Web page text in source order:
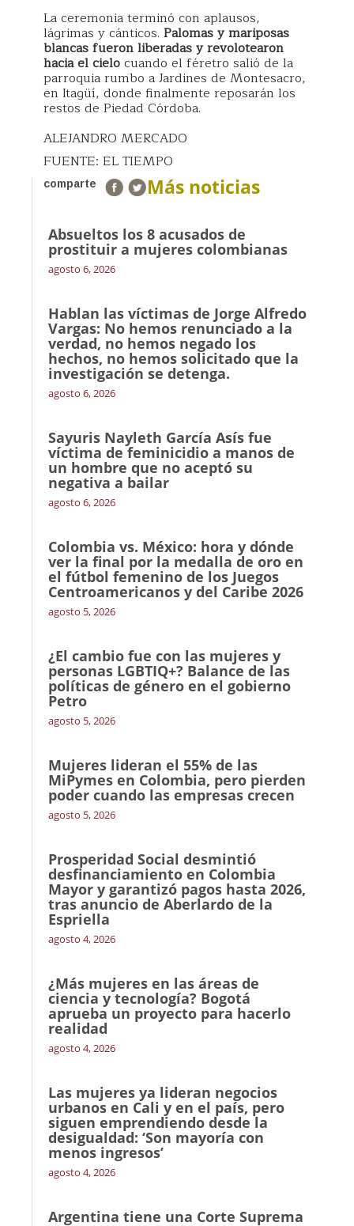
La ceremonia terminó con aplausos,
lágrimas y cánticos. Palomas y mariposas
blancas fueron liberadas y revolotearon
hacia el cielocuando el féretro salió de la
parroquia rumbo a Jardines de Montesacro,
en Itagüí, donde finalmente reposarán los
restos de Piedad Córdoba.
ALEJANDRO MERCADO
FUENTE: EL TIEMPO
comparte Más noticias
Absueltos los 8 acusados de
prostituir a mujeres colombianas
agosto 6, 2026
Hablan las víctimas de Jorge Alfredo
Vargas: No hemos renunciado a la
verdad, no hemos negado los
hechos, no hemos solicitado que la
investigación se detenga.
agosto 6, 2026
Sayuris Nayleth García Asís fue
víctima de feminicidio a manos de
un hombre que no aceptó su
negativa a bailar
agosto 6, 2026
Colombia vs. México: hora y dónde
ver la final por la medalla de oro en
el fútbol femenino de los Juegos
Centroamericanos y del Caribe 2026
agosto 5, 2026
¿El cambio fue con las mujeres y
personas LGBTIQ+? Balance de las
políticas de género en el gobierno
Petro
agosto 5, 2026
Mujeres lideran el 55% de las
MiPymes en Colombia, pero pierden
poder cuando las empresas crecen
agosto 5, 2026
Prosperidad Social desmintió
desfinanciamiento en Colombia
Mayor y garantizó pagos hasta 2026,
tras anuncio de Aberlardo de la
Espriella
agosto 4, 2026
¿Más mujeres en las áreas de
ciencia y tecnología? Bogotá
aprueba un proyecto para hacerlo
realidad
agosto 4, 2026
Las mujeres ya lideran negocios
urbanos en Cali y en el país, pero
siguen emprendiendo desde la
desigualdad: ‘Son mayoría con
menos ingresos’
agosto 4, 2026
Argentina tiene una Corte Suprema